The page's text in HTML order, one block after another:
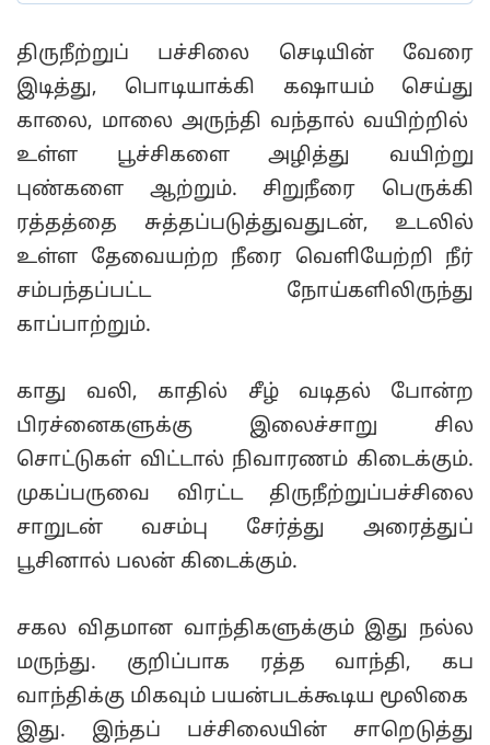
திருநீற்றுப் பச்சிலை செடியின் வேரை
இடித்து, பொடியாக்கி கஷாயம் செய்து
காலை, மாலை அருந்தி வந்தால் வயிற்றில்
உள்ள பூச்சிகளை அழித்து வயிற்று
புண்களை ஆற்றும். சிறுநீரை பெருக்கி
ரத்தத்தை சுத்தப்படுத்துவதுடன், உடலில்
உள்ள தேவையற்ற நீரை வெளியேற்றி நீர்
சம்பந்தப்பட்ட நோய்களிலிருந்து
காப்பாற்றும்.
காது வலி, காதில் சீழ் வடிதல் போன்ற
பிரச்னைகளுக்கு இலைச்சாறு சில
சொட்டுகள் விட்டால் நிவாரணம் கிடைக்கும்.
முகப்பருவை விரட்ட திருநீற்றுப்பச்சிலை
சாறுடன் வசம்பு சேர்த்து அரைத்துப்
பூசினால் பலன் கிடைக்கும்.
சகல விதமான வாந்திகளுக்கும் இது நல்ல
மருந்து. குறிப்பாக ரத்த வாந்தி, கப
வாந்திக்கு மிகவும் பயன்படக்கூடிய மூலிகை
இது. இந்தப் பச்சிலையின் சாறெடுத்து